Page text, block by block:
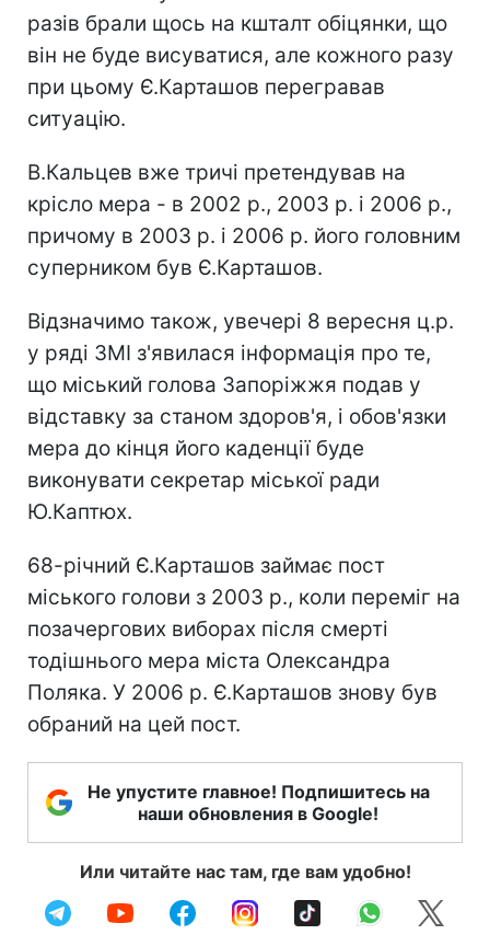
разів брали щось на кшталт обіцянки, що
він не буде висуватися, але кожного разу
при цьому Є.Карташов перегравав
ситуацію.
В.Кальцев вже тричі претендував на
крісло мера - в 2002 р., 2003 р. і 2006 р.,
причому в 2003 р. і 2006 р. його головним
суперником був Є.Карташов.
Відзначимо також, увечері 8 вересня ц.р.
у ряді ЗМІ з'явилася інформація про те,
що міський голова Запоріжжя подав у
відставку за станом здоров'я, і обов'язки
мера до кінця його каденції буде
виконувати секретар міської ради
Ю.Каптюх.
68-річний Є.Карташов займає пост
міського голови з 2003 р., коли переміг на
позачергових виборах після смерті
тодішнього мера міста Олександра
Поляка. У 2006 р. Є.Карташов знову був
обраний на цей пост.
Не упустите главное! Подпишитесь на
наши обновления в Google!
Или читайте нас там, где вам удобно!